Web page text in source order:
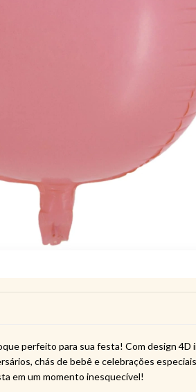
perfeito para sua festa! Com design 4D
chás de bebê e celebrações
em um momento inesquecível!